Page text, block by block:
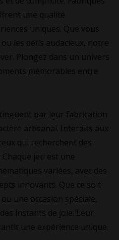
une qualité
uniques. Que vous
les défis audacieux, notre
Plongez dans un univers
mémorables entre
par leur fabrication
artisanal. Interdits aux
qui recherchent des
jeu est une
variées, avec des
innovants. Que ce soit
une occasion spéciale,
instants de joie. Leur
une expérience unique.